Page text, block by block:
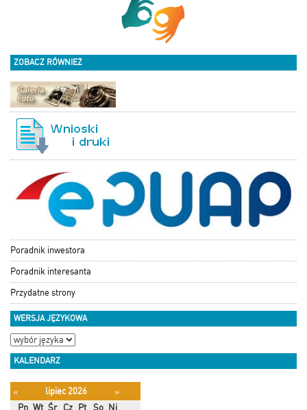
ZOBACZ RÓWNIEŻ
Poradnik inwestora
Poradnik interesanta
Przydatne strony
WERSJA JĘZYKOWA
KALENDARZ
« lipiec 2026
»
Pn Wt Śr Cz Pt So Ni